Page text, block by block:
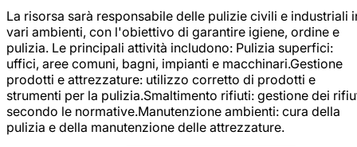
La risorsa sarà responsabile delle pulizie civili e industriali
vari ambienti, con l'obiettivo di garantire igiene, ordine e
pulizia. Le principali attività includono: Pulizia superfici:
uffici, aree comuni, bagni, impianti e macchinari.Gestione
prodotti e attrezzature: utilizzo corretto di prodotti e
strumenti per la pulizia.Smaltimento rifiuti: gestione dei
secondo le normative.Manutenzione ambienti: cura della
pulizia e della manutenzione delle attrezzature.